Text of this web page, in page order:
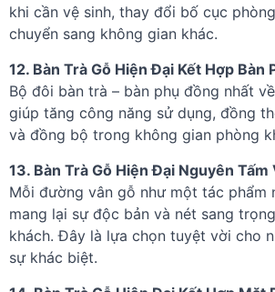
khi cần vệ sinh, thay đổi bố cục
chuyển sang không gian khác.
12. Bàn Trà Gỗ Hiện Đại Kết Hợp Bàn
Bộ đôi bàn trà – bàn phụ đồng nhất
giúp tăng công năng sử dụng, đồng
và đồng bộ trong không gian phòng
13. Bàn Trà Gỗ Hiện Đại Nguyên Tấm
Mỗi đường vân gỗ như một tác phẩm
mang lại sự độc bản và nét sang
khách. Đây là lựa chọn tuyệt vời cho
sự khác biệt.